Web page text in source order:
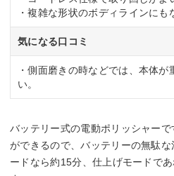
・複雑な形状のボディラインにも
気になる口コミ
・側面磨きの時などでは、本体
い。
バッテリー式の電動ポリッシャー
ができるので、バッテリーの無駄
ードなら約15分、仕上げモードで